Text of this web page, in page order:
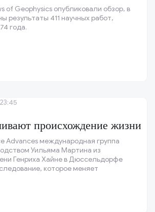
of Geophysics опубликовали обзор, в
результаты 411 научных работ,
года.
происхождение жизни
Advances международная группа
Уильяма Мартина из
Генриха Хайне в Дюссельдорфе
которое меняет